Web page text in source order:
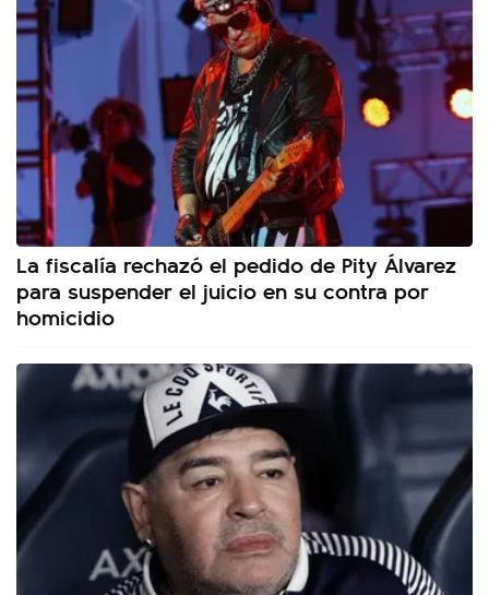
La fiscalía rechazó el pedido de Pity Álvarez
para suspender el juicio en su contra por
homicidio